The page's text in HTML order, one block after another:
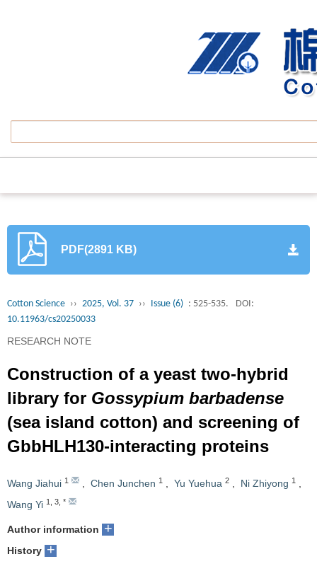
PDF(2891 KB)
Cotton Science ›› 2025, Vol. 37 ›› Issue (6) : 525-535.
DOI:
10.11963/cs20250033
RESEARCH NOTE
Construction of a yeast two-hybrid
library for Gossypium barbadense
(sea island cotton) and screening of
GbbHLH130-interacting proteins
Wang Jiahui 1 Chen Junchen 1 Yu Yuehua 2 Ni Zhiyong 1
Wang Yi 1 3 *
Author information +
History +